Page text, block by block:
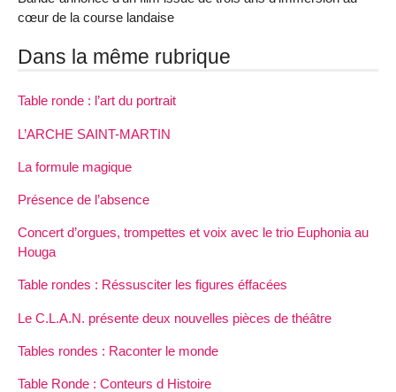
cœur de la course landaise
Dans la même rubrique
Table ronde : l’art du portrait
L’ARCHE SAINT-MARTIN
La formule magique
Présence de l’absence
Concert d’orgues, trompettes et voix avec le trio Euphonia au
Houga
Table rondes : Réssusciter les figures éffacées
Le C.L.A.N. présente deux nouvelles pièces de théâtre
Tables rondes : Raconter le monde
Table Ronde : Conteurs d Histoire